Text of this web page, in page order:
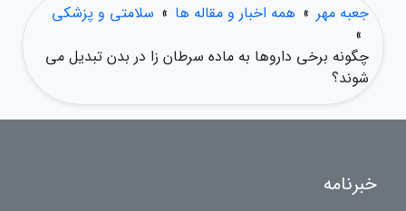
جعبه مهر » همه اخبار و مقاله ها » سلامتی و پزشکی
»
چگونه برخی داروها به ماده سرطان زا در بدن تبدیل می
شوند؟
خبرنامه